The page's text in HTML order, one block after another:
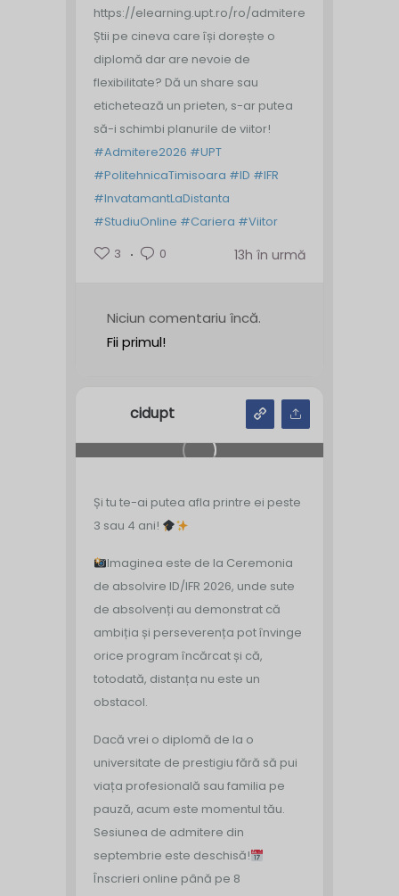
https://elearning.upt.ro/ro/admitere/
Știi pe cineva care își dorește o
diplomă dar are nevoie de
flexibilitate? Dă un share sau
etichetează un prieten, s-ar putea
să-i schimbi planurile de viitor!
#Admitere2026 #UPT
#PolitehnicaTimisoara #ID #IFR
#InvatamantLaDistanta
#StudiuOnline #Cariera #Viitor
3
0 13h în urmă
Niciun comentariu încă.
Fii primul!
cidupt
Și tu te-ai putea afla printre ei peste
3 sau 4 ani!
Imaginea este de la Ceremonia
de absolvire ID/IFR 2026, unde sute
de absolvenți au demonstrat că
ambiția și perseverența pot învinge
orice program încărcat și că,
totodată, distanța nu este un
obstacol.
Dacă vrei o diplomă de la o
universitate de prestigiu fără să pui
viața profesională sau familia pe
pauză, acum este momentul tău.
Sesiunea de admitere din
septembrie este deschisă!
Înscrieri online până pe 8